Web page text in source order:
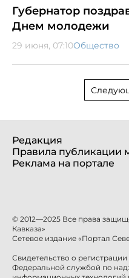
Губернатор
Днем молодежи
29 июня, 07:10Общество
Редакция
Правила публикации
Реклама на портале
© 2012—2025 Все права
Кавказа»
Сетевое издание «Портал
Свидетельство о
Федеральной службой по